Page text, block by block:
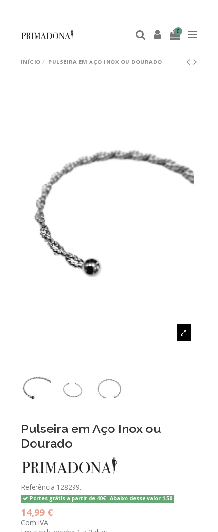
0
INÍCIO PULSEIRA EM AÇO INOX OU DOURADO
Pulseira em Aço Inox ou
Dourado
Referência 128299.
Portes grátis a partir de 40€ . Abaixo desse valor 4.50
14,99 €
Com IVA